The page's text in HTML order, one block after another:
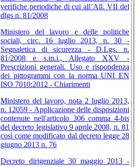
verifiche periodiche di cui all’All. VII del
dlgs n. 81/2008
Ministero del lavoro e delle politiche
sociali, circ. 16 luglio 2013, n. 30 -
Segnaletica di sicurezza - D.Lgs. n.
81/2008 e s.m.i., Allegato XXV -
Prescrizioni generali. Uso e rispondenza
dei pittogrammi con la norma UNI EN
ISO 7010:2012 - Chiarimenti
Ministero del lavoro, nota 2 luglio 2013,
n. 12059 - Applicazione delle disposizioni
contenute nell'articolo 306 comma 4-bis
del decreto legislativo 9 aprile 2008, n. 81
così come modificato dal decreto legge 28
giugno 2013 n. 76
Decreto dirigenziale 30 maggio 2013 -